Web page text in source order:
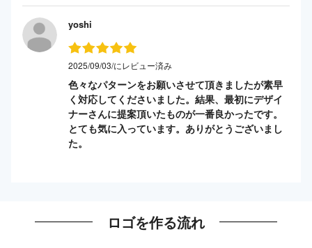
yoshi
2025/09/03/にレビュー済み
色々なパターンをお願いさせて頂きましたが素早
く対応してくださいました。結果、最初にデザイ
ナーさんに提案頂いたものが一番良かったです。
とても気に入っています。ありがとうございまし
た。
ロゴを作る流れ